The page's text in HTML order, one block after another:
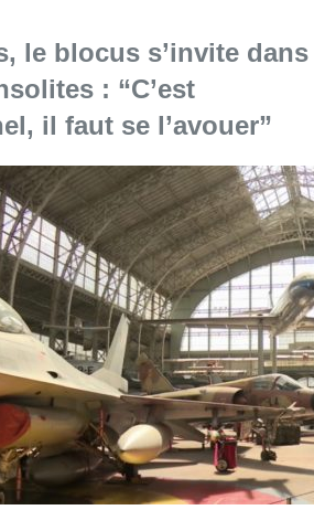
l'article "À Bruxelles, le blocus
: un ancien bras de la
ancienne brasserie
patrimoine bruxellois